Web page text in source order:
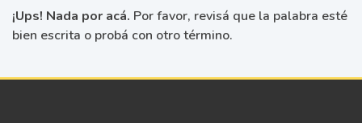
¡Ups! Nada por acá. Por favor, revisá que la palabra esté
bien escrita o probá con otro término.